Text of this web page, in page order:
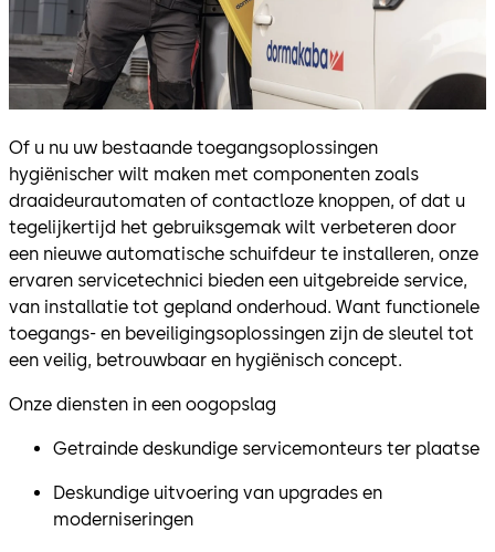
Of u nu uw bestaande toegangsoplossingen
hygiënischer wilt maken met componenten zoals
draaideurautomaten of contactloze knoppen, of dat u
tegelijkertijd het gebruiksgemak wilt verbeteren door
een nieuwe automatische schuifdeur te installeren, onze
ervaren servicetechnici bieden een uitgebreide service,
van installatie tot gepland onderhoud. Want functionele
toegangs- en beveiligingsoplossingen zijn de sleutel tot
een veilig, betrouwbaar en hygiënisch concept.
Onze diensten in een oogopslag
Getrainde deskundige servicemonteurs ter plaatse
Deskundige uitvoering van upgrades en
moderniseringen